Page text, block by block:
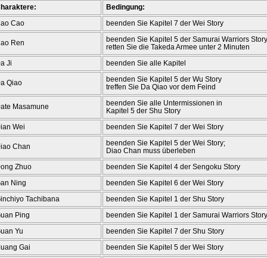
Bedingung:
Cao
beenden Sie Kapitel 7 der Wei Story
Ren
beenden Sie Kapitel 5 der Samurai Warriors
retten Sie die Takeda Armee unter 2 Minuten
Ji
beenden Sie alle Kapitel
Qiao
beenden Sie Kapitel 5 der Wu Story
treffen Sie Da Qiao vor dem Feind
Masamune
beenden Sie alle Untermissionen in
Kapitel 5 der Shu Story
Wei
beenden Sie Kapitel 7 der Wei Story
Chan
beenden Sie Kapitel 5 der Wei Story;
Diao Chan muss überleben
Zhuo
beenden Sie Kapitel 4 der Sengoku Story
Ning
beenden Sie Kapitel 6 der Wei Story
Tachibana
beenden Sie Kapitel 1 der Shu Story
Ping
beenden Sie Kapitel 1 der Samurai Warriors Story
Yu
beenden Sie Kapitel 7 der Shu Story
Gai
beenden Sie Kapitel 5 der Wei Story